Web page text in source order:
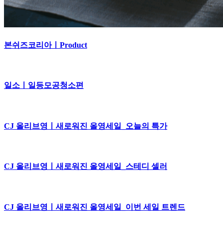
본쉬즈코리아ㅣProduct
일소ㅣ일등모공청소편
CJ 올리브영ㅣ새로워진 올영세일_오늘의 특가
CJ 올리브영ㅣ새로워진 올영세일_스테디 셀러
CJ 올리브영ㅣ새로워진 올영세일_이번 세일 트렌드